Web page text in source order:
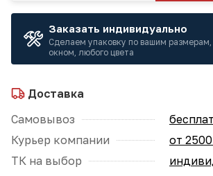
Заказать индивидуально
Сделаем упаковку по вашим размерам,
окном, любого цвета
Доставка
Самовывоз
Курьер компании
от
ТК на выбор